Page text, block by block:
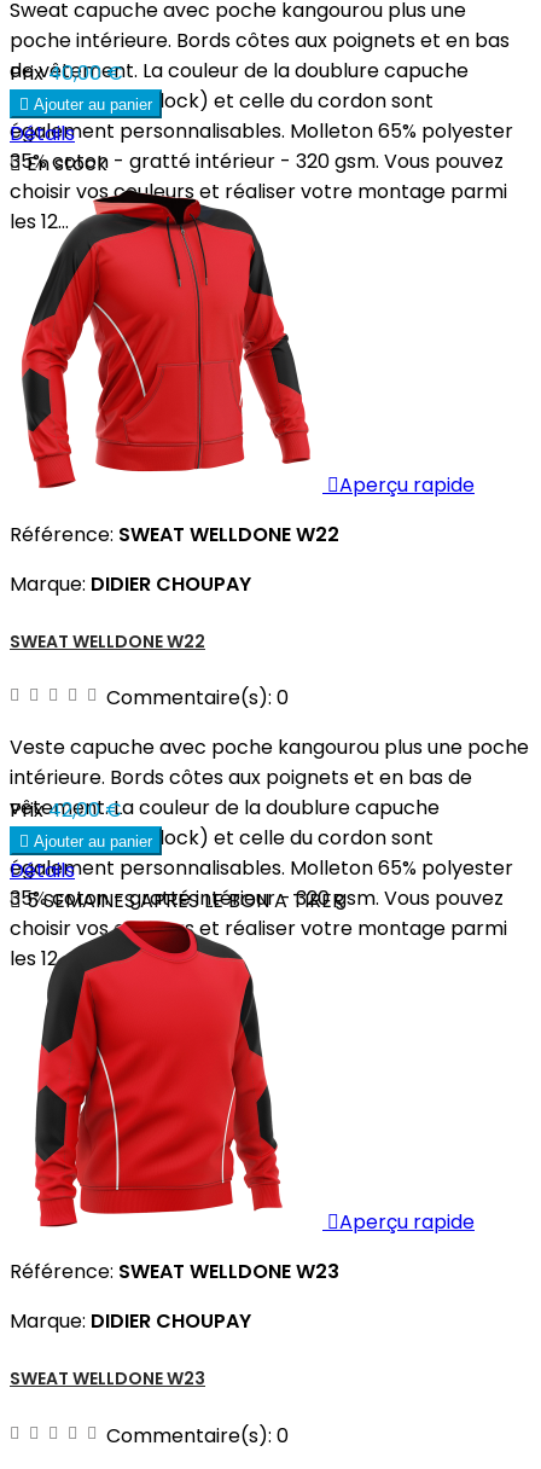
Sweat capuche avec poche kangourou plus une
poche intérieure. Bords côtes aux poignets et en bas
de vêtement. La couleur de la doublure capuche
(polyester interlock) et celle du cordon sont
également personnalisables. Molleton 65% polyester
35% coton - gratté intérieur - 320 gsm. Vous pouvez
choisir vos couleurs et réaliser votre montage parmi
les 12...
Prix40,00 €
 Ajouter au panier
Détails
En stock
Aperçu rapide
Référence: SWEAT WELLDONE W22
Marque: DIDIER CHOUPAY
SWEAT WELLDONE W22
Commentaire(s): 0
Veste capuche avec poche kangourou plus une poche
intérieure. Bords côtes aux poignets et en bas de
vêtement. La couleur de la doublure capuche
(polyester interlock) et celle du cordon sont
également personnalisables. Molleton 65% polyester
35% coton - gratté intérieur - 320 gsm. Vous pouvez
choisir vos couleurs et réaliser votre montage parmi
les 12...
Prix42,00 €
 Ajouter au panier
Détails
5 SEMAINES APRES LE BON A TIRER
Aperçu rapide
Référence: SWEAT WELLDONE W23
Marque: DIDIER CHOUPAY
SWEAT WELLDONE W23
Commentaire(s): 0